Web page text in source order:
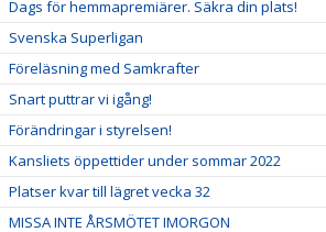
Dags för hemmapremiärer. Säkra din plats!
Svenska Superligan
Föreläsning med Samkrafter
Snart puttrar vi igång!
Förändringar i styrelsen!
Kansliets öppettider under sommar 2022
Platser kvar till lägret vecka 32
MISSA INTE ÅRSMÖTET IMORGON